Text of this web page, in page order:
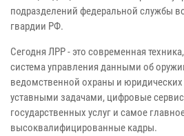
подразделений федеральной службы
гвардии РФ.
Сегодня ЛРР - это современная
система управления данными об
ведомственной охраны и
уставными задачами, цифровые
государственных услуг и самое
высоквалифицированные кадры.